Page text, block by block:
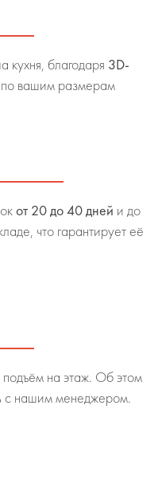
кухня, благодаря 3D-
вашим размерам
от 20 до 40 дней и до
что гарантирует её
на этаж. Об этом
с нашим менеджером.